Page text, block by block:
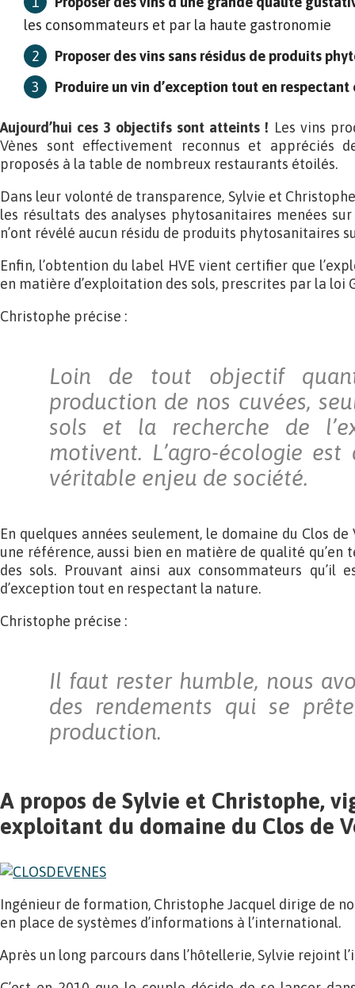
les consommateurs et par la haute gastronomie
Proposer des vins sans résidus de produits
Produire un vin d’exception tout en
Aujourd’hui ces 3 objectifs sont atteints ! Les vins
Vènes sont effectivement reconnus et appréciés
proposés à la table de nombreux restaurants étoilés.
Dans leur volonté de transparence, Sylvie et
les résultats des analyses phytosanitaires menées
n’ont révélé aucun résidu de produits phytosanitaires
Enfin, l’obtention du label HVE vient certifier que
en matière d’exploitation des sols, prescrites par la loi
Christophe précise :
Loin de tout objectif
production de nos cuvées,
sols et la recherche de
motivent. L’agro-écologie
véritable enjeu de société.
En quelques années seulement, le domaine du Clos de
une référence, aussi bien en matière de qualité qu’en
des sols. Prouvant ainsi aux consommateurs qu’il
d’exception tout en respectant la nature.
Christophe précise :
Il faut rester humble, nous
des rendements qui se
production.
A propos de Sylvie et Christophe,
exploitant du domaine du Clos de
Ingénieur de formation, Christophe Jacquel dirige de
en place de systèmes d’informations à l’international.
Après un long parcours dans l’hôtellerie, Sylvie rejoint